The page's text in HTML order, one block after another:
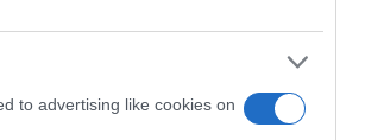
to advertising like cookies on
professore
Domiciliare